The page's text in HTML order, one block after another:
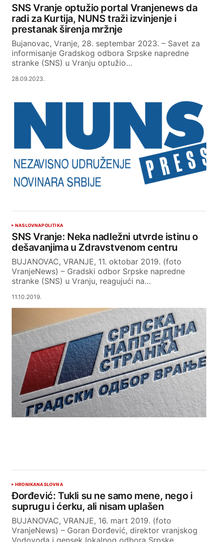
SNS Vranje optužio portal Vranjenews da
radi za Kurtija, NUNS traži izvinjenje i
prestanak širenja mržnje
Bujanovac, Vranje, 28. septembar 2023. – Savet za
informisanje Gradskog odbora Srpske napredne
stranke (SNS) u Vranju optužio…
28.09.2023.
NASLOVNAPOLITIKA
SNS Vranje: Neka nadležni utvrde istinu o
dešavanjima u Zdravstvenom centru
BUJANOVAC, VRANJE, 11. oktobar 2019. (foto
VranjeNews) – Gradski odbor Srpske napredne
stranke (SNS) u Vranju, reagujući na…
11.10.2019.
HRONIKANASLOVNA
Đorđević: Tukli su ne samo mene, nego i
suprugu i ćerku, ali nisam uplašen
BUJANOVAC, VRANJE, 16. mart 2019. (foto
VranjeNews) – Goran Đorđević, direktor vranjskog